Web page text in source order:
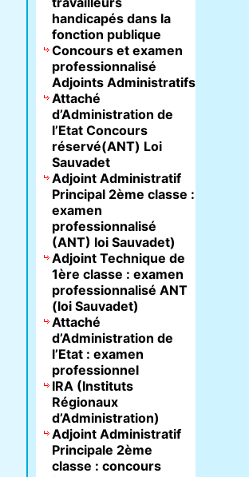
handicapés dans la
fonction publique
Concours et examen
professionnalisé
Adjoints Administratifs
Attaché
d’Administration de
l’Etat Concours
réservé(ANT) Loi
Sauvadet
Adjoint Administratif
Principal 2ème classe :
examen
professionnalisé
(ANT) loi Sauvadet)
Adjoint Technique de
1ère classe : examen
professionnalisé ANT
(loi Sauvadet)
Attaché
d’Administration de
l’Etat : examen
professionnel
IRA (Instituts
Régionaux
d’Administration)
Adjoint Administratif
Principale 2ème
classe : concours